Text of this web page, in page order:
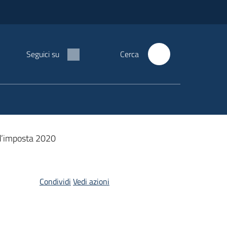
Seguici su Cerca
2020
Condividi Vedi azioni